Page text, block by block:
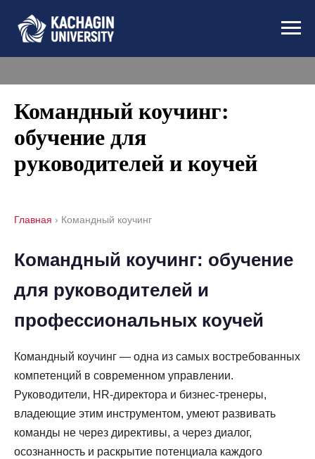
Командный коучинг:
обучение для
руководителей и коучей
Главная › Командный коучинг
Командный коучинг: обучение
для руководителей и
профессиональных коучей
Командный коучинг — одна из самых востребованных
компетенций в современном управлении.
Руководители, HR-директора и бизнес-тренеры,
владеющие этим инструментом, умеют развивать
команды не через директивы, а через диалог,
осознанность и раскрытие потенциала каждого